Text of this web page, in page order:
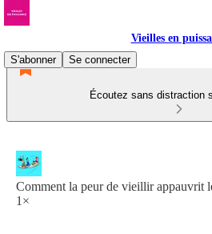
Vieilles en
S'abonner
Se connecter
Écoutez sans distraction
Comment la peur de vieillir appauvrit
1×